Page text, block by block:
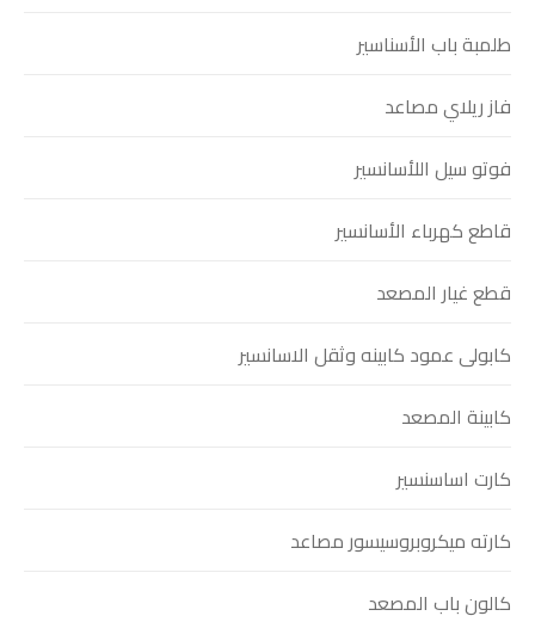
طلمبة باب الأسناسير
فاز ريلاي مصاعد
فوتو سيل اللأسانسير
قاطع كهرباء الأسانسير
قطع غيار المصعد
كابولى عمود كابينه وثقل الاسانسير
كابينة المصعد
كارت اساسنسير
كارته ميكروبروسيسور مصاعد
كالون باب المصعد